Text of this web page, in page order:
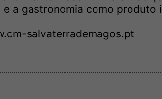
e a gastronomia como
salvaterrademagos.pt